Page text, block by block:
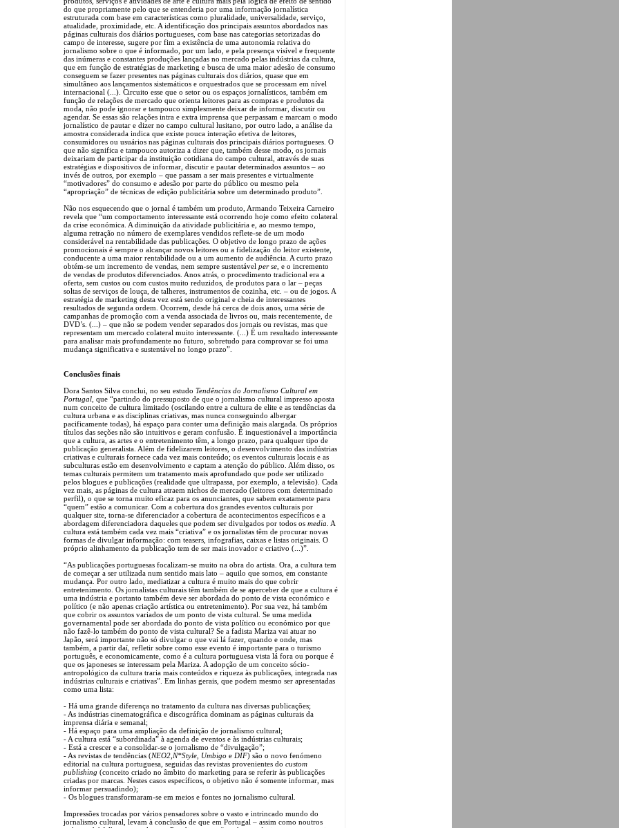
do que propriamente pelo que se entenderia por uma informação jornalística
estruturada com base em características como pluralidade, universalidade, serviço,
atualidade, proximidade, etc. A identificação dos principais assuntos abordados nas
páginas culturais dos diários portugueses, com base nas categorias setorizadas do
campo de interesse, sugere por fim a existência de uma autonomia relativa do
jornalismo sobre o que é informado, por um lado, e pela presença visível e frequente
das inúmeras e constantes produções lançadas no mercado pelas indústrias da cultura,
que em função de estratégias de marketing e busca de uma maior adesão de consumo
conseguem se fazer presentes nas páginas culturais dos diários, quase que em
simultâneo aos lançamentos sistemáticos e orquestrados que se processam em nível
internacional (...). Circuito esse que o setor ou os espaços jornalísticos, também em
função de relações de mercado que orienta leitores para as compras e produtos da
moda, não pode ignorar e tampouco simplesmente deixar de informar, discutir ou
agendar. Se essas são relações intra e extra imprensa que perpassam e marcam o modo
jornalístico de pautar e dizer no campo cultural lusitano, por outro lado, a análise da
amostra considerada indica que existe pouca interação efetiva de leitores,
consumidores ou usuários nas páginas culturais dos principais diários portugueses. O
que não significa e tampouco autoriza a dizer que, também desse modo, os jornais
deixariam de participar da instituição cotidiana do campo cultural, através de suas
estratégias e dispositivos de informar, discutir e pautar determinados assuntos – ao
invés de outros, por exemplo – que passam a ser mais presentes e virtualmente
“motivadores” do consumo e adesão por parte do público ou mesmo pela
“apropriação” de técnicas de edição publicitária sobre um determinado produto”.
Não nos esquecendo que o jornal é também um produto, Armando Teixeira Carneiro
revela que “um comportamento interessante está ocorrendo hoje como efeito colateral
da crise económica. A diminuição da atividade publicitária e, ao mesmo tempo,
alguma retração no número de exemplares vendidos reflete-se de um modo
considerável na rentabilidade das publicações. O objetivo de longo prazo de ações
promocionais é sempre o alcançar novos leitores ou a fidelização do leitor existente,
conducente a uma maior rentabilidade ou a um aumento de audiência. A curto prazo
obtém-se um incremento de vendas, nem sempre sustentável per se , e o incremento
de vendas de produtos diferenciados. Anos atrás, o procedimento tradicional era a
oferta, sem custos ou com custos muito reduzidos, de produtos para o lar – peças
soltas de serviços de louça, de talheres, instrumentos de cozinha, etc. – ou de jogos. A
estratégia de marketing desta vez está sendo original e cheia de interessantes
resultados de segunda ordem. Ocorrem, desde há cerca de dois anos, uma série de
campanhas de promoção com a venda associada de livros ou, mais recentemente, de
DVD’s. (...) – que não se podem vender separados dos jornais ou revistas, mas que
representam um mercado colateral muito interessante. (...) É um resultado interessante
para analisar mais profundamente no futuro, sobretudo para comprovar se foi uma
mudança significativa e sustentável no longo prazo”.
Conclusões finais
Dora Santos Silva conclui, no seu estudo Tendências do Jornalismo Cultural em
Portugal , que “partindo do pressuposto de que o jornalismo cultural impresso aposta
num conceito de cultura limitado (oscilando entre a cultura de elite e as tendências da
cultura urbana e as disciplinas criativas, mas nunca conseguindo albergar
pacificamente todas), há espaço para conter uma definição mais alargada. Os próprios
títulos das seções não são intuitivos e geram confusão. É inquestionável a importância
que a cultura, as artes e o entretenimento têm, a longo prazo, para qualquer tipo de
publicação generalista. Além de fidelizarem leitores, o desenvolvimento das indústrias
criativas e culturais fornece cada vez mais conteúdo; os eventos culturais locais e as
subculturas estão em desenvolvimento e captam a atenção do público. Além disso, os
temas culturais permitem um tratamento mais aprofundado que pode ser utilizado
pelos blogues e publicações (realidade que ultrapassa, por exemplo, a televisão). Cada
vez mais, as páginas de cultura atraem nichos de mercado (leitores com determinado
perfil), o que se torna muito eficaz para os anunciantes, que sabem exatamente para
“quem” estão a comunicar. Com a cobertura dos grandes eventos culturais por
qualquer site, torna-se diferenciador a cobertura de acontecimentos específicos e a
abordagem diferenciadora daqueles que podem ser divulgados por todos os media . A
cultura está também cada vez mais “criativa” e os jornalistas têm de procurar novas
formas de divulgar informação: com teasers, infografias, caixas e listas originais. O
próprio alinhamento da publicação tem de ser mais inovador e criativo (...)”.
“As publicações portuguesas focalizam-se muito na obra do artista. Ora, a cultura tem
de começar a ser utilizada num sentido mais lato – aquilo que somos, em constante
mudança. Por outro lado, mediatizar a cultura é muito mais do que cobrir
entretenimento. Os jornalistas culturais têm também de se aperceber de que a cultura é
uma indústria e portanto também deve ser abordada do ponto de vista económico e
político (e não apenas criação artística ou entretenimento). Por sua vez, há também
que cobrir os assuntos variados de um ponto de vista cultural. Se uma medida
governamental pode ser abordada do ponto de vista político ou económico por que
não fazê-lo também do ponto de vista cultural? Se a fadista Mariza vai atuar no
Japão, será importante não só divulgar o que vai lá fazer, quando e onde, mas
também, a partir daí, refletir sobre como esse evento é importante para o turismo
português, e economicamente, como é a cultura portuguesa vista lá fora ou porque é
que os japoneses se interessam pela Mariza. A adopção de um conceito sócio-
antropológico da cultura traria mais conteúdos e riqueza às publicações, integrada nas
indústrias culturais e criativas”. Em linhas gerais, que podem mesmo ser apresentadas
como uma lista:
- Há uma grande diferença no tratamento da cultura nas diversas publicações;
- As indústrias cinematográfica e discográfica dominam as páginas culturais da
imprensa diária e semanal;
- Há espaço para uma ampliação da definição de jornalismo cultural;
- A cultura está “subordinada” à agenda de eventos e às indústrias culturais;
- Está a crescer e a consolidar-se o jornalismo de “divulgação”;
- As revistas de tendências (NEO2 N*Style Umbigo e DIF) são o novo fenómeno
editorial na cultura portuguesa, seguidas das revistas provenientes do custom
publishing (conceito criado no âmbito do marketing para se referir às publicações
criadas por marcas. Nestes casos específicos, o objetivo não é somente informar, mas
informar persuadindo);
- Os blogues transformaram-se em meios e fontes no jornalismo cultural.
Impressões trocadas por vários pensadores sobre o vasto e intrincado mundo do
jornalismo cultural, levam à conclusão de que em Portugal – assim como noutros